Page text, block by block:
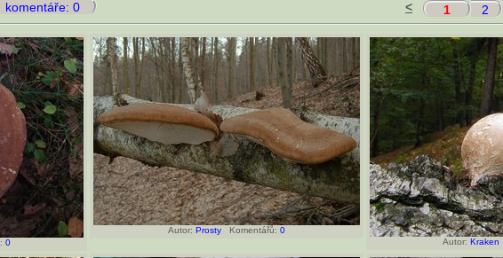
0 < 1 2
0
Autor: Prosty Komentářů: 0
Autor: Kraken